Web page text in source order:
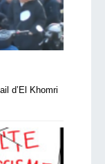
d’El Khomri